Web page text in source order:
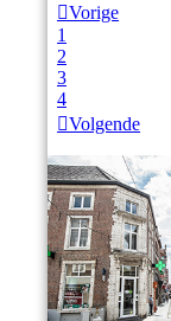
Vorige
1
2
3
4
Volgende